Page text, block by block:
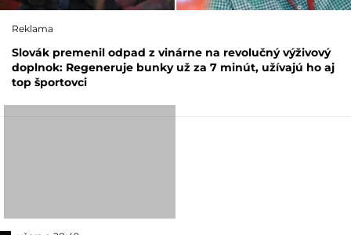
Reklama
Slovák premenil odpad z vinárne na revolučný výživový
doplnok: Regeneruje bunky už za 7 minút, užívajú ho aj
top športovci